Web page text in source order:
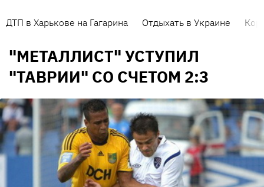
ДТП в Харькове на Гагарина Отдыхать в Украине
"МЕТАЛЛИСТ" УСТУПИЛ
"ТАВРИИ" СО СЧЕТОМ 2:3